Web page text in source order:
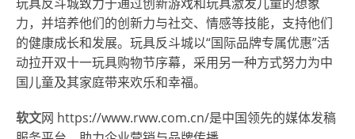
力，并培养他们的创新力与社交、情感等技能，支持他们
的健康成长和发展。玩具反斗城以“国际品牌专属优惠”活
动拉开双十一玩具购物节序幕，采用另一种方式努力为中
国儿童及其家庭带来欢乐和幸福。
软文网 https://www.rww.com.cn/是中国领先的媒体发稿